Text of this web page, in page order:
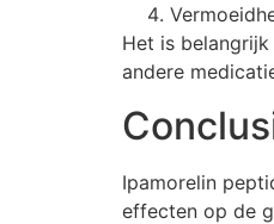
Het is
andere
Ipamorelin
effecten op de